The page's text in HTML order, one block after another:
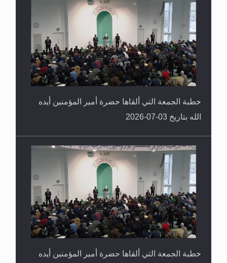
خطبة الجمعة التي ألقاها حضرة أمير المؤمنين أيده
الله بتاريخ 03-07-2026
خطبة الجمعة التي ألقاها حضرة أمير المؤمنين أيده